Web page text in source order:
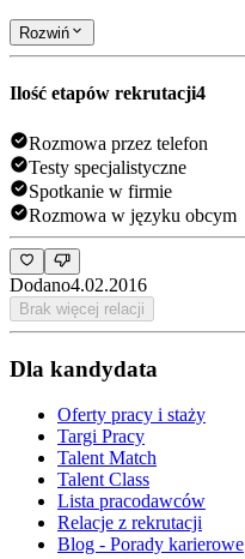
Rozwiń
Ilość etapów rekrutacji4
Rozmowa przez telefon
Testy specjalistyczne
Spotkanie w firmie
Rozmowa w języku obcym
Dodano4.02.2016
Brak więcej relacji
Dla kandydata
Oferty pracy i staży
Targi Pracy
Talent Match
Talent Class
Lista pracodawców
Relacje z rekrutacji
Blog - Porady karierowe